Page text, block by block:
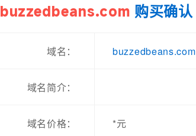
buzzedbeans.com 购买确认
域名： buzzedbeans.com
域名简介：
域名价格： *元